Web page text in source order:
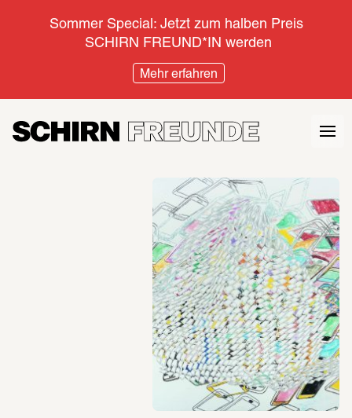
Sommer Special: Jetzt zum halben Preis
SCHIRN FREUND*IN werden
Mehr erfahren